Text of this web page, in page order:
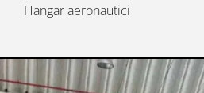
Hangar aeronautici